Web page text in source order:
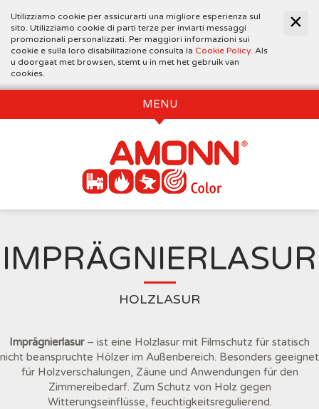
Utilizziamo cookie per assicurarti una migliore esperienza sul
sito. Utilizziamo cookie di parti terze per inviarti messaggi
promozionali personalizzati. Per maggiori informazioni sui
cookie e sulla loro disabilitazione consulta la Cookie Policy. Als
u doorgaat met browsen, stemt u in met het gebruik van
cookies.
MENU
IMPRÄGNIERLASUR
HOLZLASUR
Imprägnierlasur– ist eine Holzlasur mit Filmschutz für statisch
nicht beanspruchte Hölzer im Außenbereich. Besonders geeignet
für Holzverschalungen, Zäune und Anwendungen für den
Zimmereibedarf. Zum Schutz von Holz gegen
Witterungseinflüsse, feuchtigkeitsregulierend.